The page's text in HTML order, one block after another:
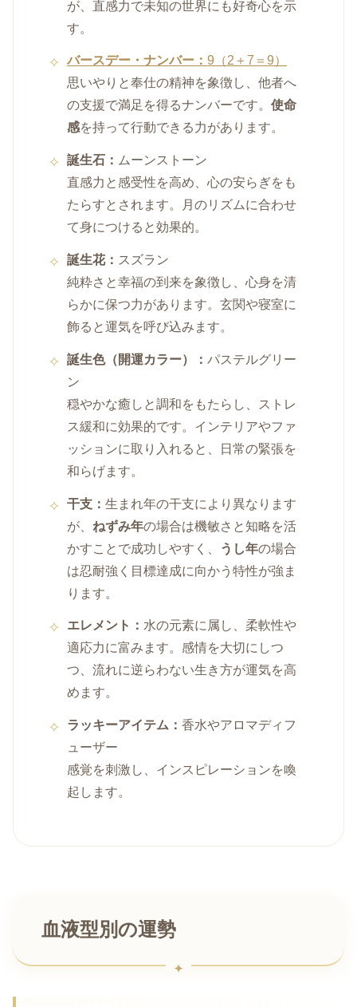
が、直感力で未知の世界にも好奇心を示
す。
バースデー・ナンバー：9（2＋7＝9）
思いやりと奉仕の精神を象徴し、他者へ
の支援で満足を得るナンバーです。使命
感を持って行動できる力があります。
誕生石： ムーンストーン
直感力と感受性を高め、心の安らぎをも
たらすとされます。月のリズムに合わせ
て身につけると効果的。
誕生花： スズラン
純粋さと幸福の到来を象徴し、心身を清
らかに保つ力があります。玄関や寝室に
飾ると運気を呼び込みます。
誕生色（開運カラー）：パステルグリー
ン
穏やかな癒しと調和をもたらし、ストレ
ス緩和に効果的です。インテリアやファ
ッションに取り入れると、日常の緊張を
和らげます。
干支：生まれ年の干支により異なります
が、 ねずみ年の場合は機敏さと知略を活
かすことで成功しやすく、
うし年の場合
は忍耐強く目標達成に向かう特性が強ま
ります。
エレメント：水の元素に属し、柔軟性や
適応力に富みます。感情を大切にしつ
つ、流れに逆らわない生き方が運気を高
めます。
ラッキーアイテム：香水やアロマディフ
ューザー
感覚を刺激し、インスピレーションを喚
起します。
血液型別の運勢